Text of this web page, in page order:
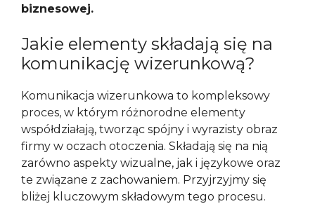
biznesowej.
Jakie elementy składają się na
komunikację wizerunkową?
Komunikacja wizerunkowa to kompleksowy
proces, w którym różnorodne elementy
współdziałają, tworząc spójny i wyrazisty obraz
firmy w oczach otoczenia. Składają się na nią
zarówno aspekty wizualne, jak i językowe oraz
te związane z zachowaniem. Przyjrzyjmy się
bliżej kluczowym składowym tego procesu.